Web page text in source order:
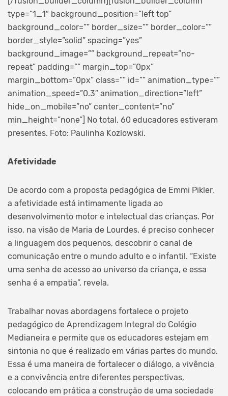
type=”1_1″ background_position=”left top”
background_color=”” border_size=”” border_color=””
border_style=”solid” spacing=”yes”
background_image=”” background_repeat=”no-
repeat” padding=”” margin_top=”0px”
margin_bottom=”0px” class=”” id=”” animation_type=””
animation_speed=”0.3″ animation_direction=”left”
hide_on_mobile=”no” center_content=”no”
min_height=”none”] No total, 60 educadores estiveram
presentes. Foto: Paulinha Kozlowski.
Afetividade
De acordo com a proposta pedagógica de Emmi Pikler,
a afetividade está intimamente ligada ao
desenvolvimento motor e intelectual das crianças. Por
isso, na visão de Maria de Lourdes, é preciso conhecer
a linguagem dos pequenos, descobrir o canal de
comunicação entre o mundo adulto e o infantil. “Existe
uma senha de acesso ao universo da criança, e essa
senha é a empatia”, revela.
Trabalhar novas abordagens fortalece o projeto
pedagógico de Aprendizagem Integral do Colégio
Medianeira e permite que os educadores estejam em
sintonia no que é realizado em várias partes do mundo.
Essa é uma maneira de fortalecer o diálogo, a vivência
e a convivência entre diferentes perspectivas,
colocando em prática a construção de uma sociedade